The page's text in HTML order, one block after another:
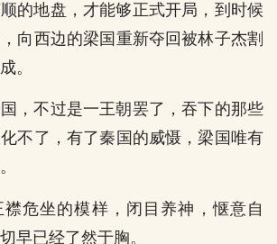
的地盘，才能够正式开局，到时候
向西边的梁国重新夺回被林子杰割
。
，不过是一王朝罢了，吞下的那些
不了，有了秦国的威慑，梁国唯有
危坐的模样，闭目养神，惬意自
早已经了然于胸。